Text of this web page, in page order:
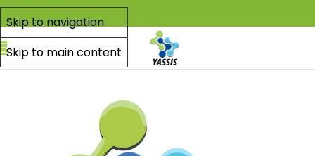
Skip to navigation
Skip to main content